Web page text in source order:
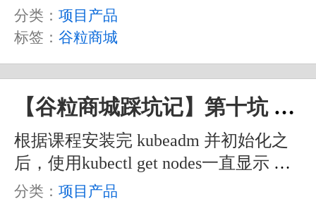
算是完全的做完。之前遇到的一些坑也
都在之前的文章中写过了，不过其实还
赖，最简单直接方法其实就是用我的
pom 文件。另外，maven也用我这里提
供的，都在下面的 Gitee 的链接里，代
码、数据库、一些工具都放在里面了，
大家可以参考下载。
分类： 项目产品
标签： 谷粒商城
【谷粒商城踩坑记】第十坑 K8S一直not ready问题
根据课程安装完 kubeadm 并初始化之
后，使用kubectl get nodes一直显示 Not
Ready ，于是根据弹幕，使用这个命令
分类： 项目产品